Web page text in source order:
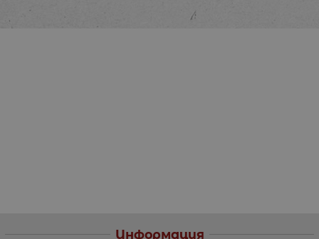
Информация